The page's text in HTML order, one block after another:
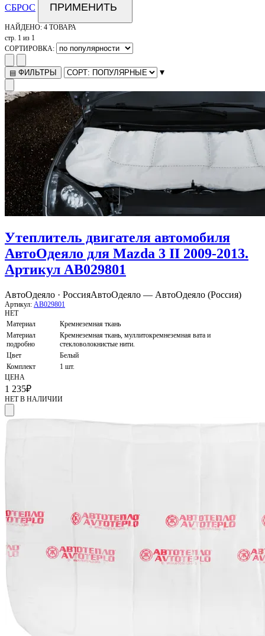
СБРОС ПРИМЕНИТЬ
НАЙДЕНО: 4 ТОВАРА
стр. 1 из 1
СОРТИРОВКА:
▤ ФИЛЬТРЫ ▾
Утеплитель двигателя автомобиля
АвтоОдеяло для Mazda 3 II 2009-2013.
Артикул AB029801
АвтоОдеяло · РоссияАвтоОдеяло — АвтоОдеяло (Россия)
Артикул: AB029801
НЕТ
Материал
Кремнеземная ткань
Материал
подробно
Кремнеземная ткань, муллитокремнеземная вата и
стекловолокнистые нити.
Цвет
Белый
Комплект
1 шт.
ЦЕНА
1 235₽
НЕТ В НАЛИЧИИ